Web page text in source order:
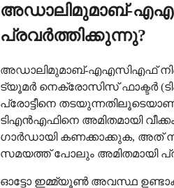
അഡാലിമുമാബ്-
പ്രവർത്തിക്കുന്നു?
അഡാലിമുമാബ്-എഎസിഎഫ്
ട്യൂമർ നെക്രോസിസ് ഫാക്ടർ
പ്രോട്ടീനെ
ടിഎൻഎഫിനെ അമിതമായി
ഗാർഡായി കണക്കാക്കുക, അത്
സമയത്ത് പോലും അമിതമായി
ഓട്ടോ ഇമ്മ്യൂൺ അവസ്ഥ